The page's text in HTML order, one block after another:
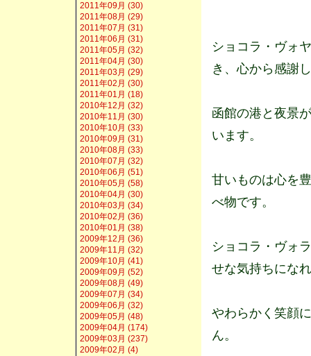
ショコラ・ヴォ
き、心から感謝
函館の港と夜景
います。
甘いものは心を
べ物です。
ショコラ・ヴォ
せな気持ちにな
やわらかく笑顔
ん。
2011年09月 (30)
2011年08月 (29)
2011年07月 (31)
2011年06月 (31)
2011年05月 (32)
2011年04月 (30)
2011年03月 (29)
2011年02月 (30)
2011年01月 (18)
2010年12月 (32)
2010年11月 (30)
2010年10月 (33)
2010年09月 (31)
2010年08月 (33)
2010年07月 (32)
2010年06月 (51)
2010年05月 (58)
2010年04月 (30)
2010年03月 (34)
2010年02月 (36)
2010年01月 (38)
2009年12月 (36)
2009年11月 (32)
2009年10月 (41)
2009年09月 (52)
2009年08月 (49)
2009年07月 (34)
2009年06月 (32)
2009年05月 (48)
2009年04月 (174)
2009年03月 (237)
2009年02月 (4)